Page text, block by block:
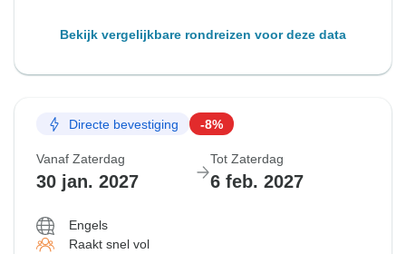
Bekijk vergelijkbare rondreizen voor deze data
Directe bevestiging -8%
Vanaf Zaterdag
30 jan. 2027
Tot Zaterdag
6 feb. 2027
Engels
Raakt snel vol